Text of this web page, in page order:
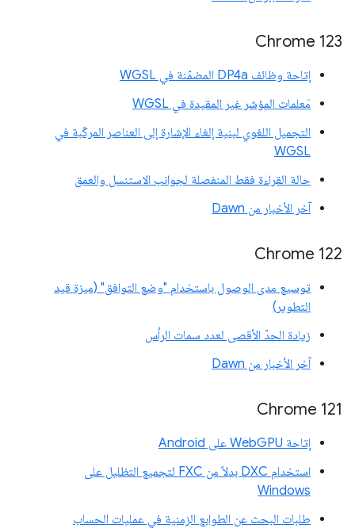
Chrome 123
إتاحة وظائف DP4a المضمّنة في WGSL
مَعلمات المؤشر غير المقيدة في WGSL
التجميل اللغوي لبنية إلغاء الإشارة إلى العناصر المركّبة في
WGSL
حالة القراءة فقط المنفصلة لجوانب الاستنسل والعمق
آخر الأخبار من Dawn
‫Chrome 122
توسيع مدى الوصول باستخدام "وضع التوافق" (ميزة قيد
التطوير)
زيادة الحدّ الأقصى لعدد سمات الرأس
آخر الأخبار من Dawn
Chrome 121
إتاحة WebGPU على Android
استخدام DXC بدلاً من FXC لتجميع التظليل على
Windows
طلبات البحث عن الطوابع الزمنية في عمليات الحساب